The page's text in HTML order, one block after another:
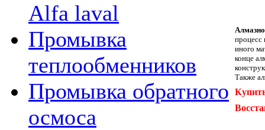
Alfa laval
Промывка
теплообменников
Промывка обратного
осмоса
процесс
иного
конце
Также